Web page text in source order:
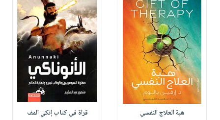
هبة العلاج النفسي
قراة في كتاب إنكي المف